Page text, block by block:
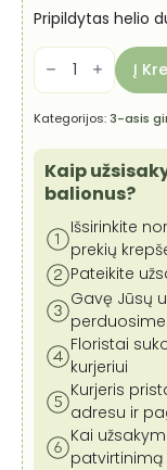
Pripildytas helio
produkto
kiekis:
Helio
balionas
-
Auksinis
skaičius
3
Į
Kategorijos: 3-asis
Kaip
balionus?
Išsirinkite
prekių
Pateikite
Gavę Jūsų
Floristai
kurjeriui
Kurjeris
adresu ir
Kai
patvirtinimą